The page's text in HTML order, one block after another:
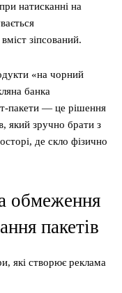
натисканні на
зіпсований.
«на чорний
банка
пакети — це рішення
який зручно брати з
де скло фізично
обмеження
пакетів
які створює реклама